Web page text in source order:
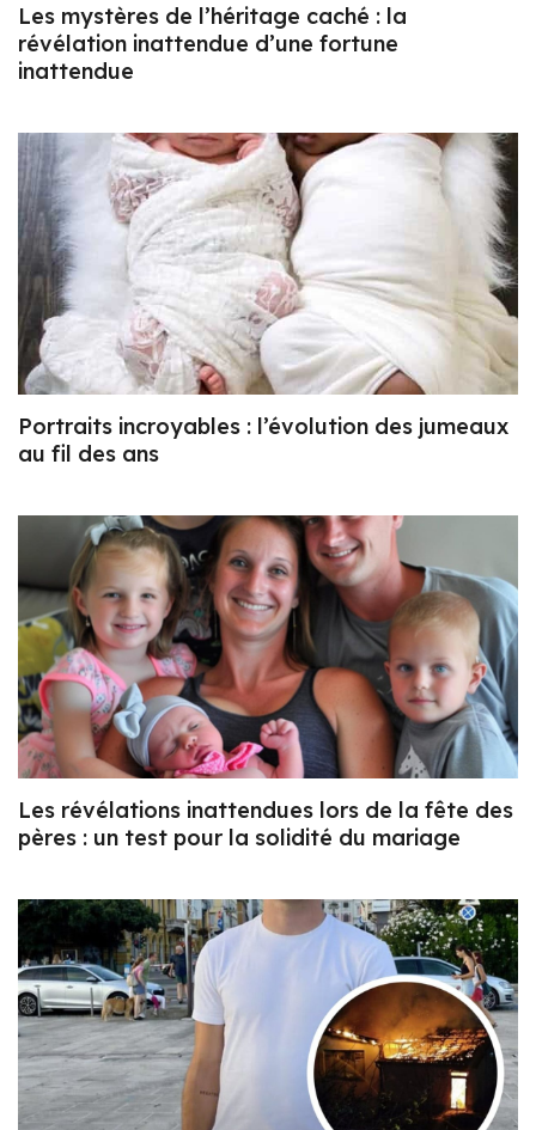
Les mystères de l’héritage caché : la
révélation inattendue d’une fortune
inattendue
Portraits incroyables : l’évolution des jumeaux
au fil des ans
Les révélations inattendues lors de la fête des
pères : un test pour la solidité du mariage